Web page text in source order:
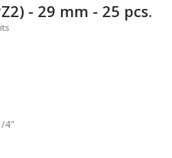
- 29 mm - 25 pcs.
4"